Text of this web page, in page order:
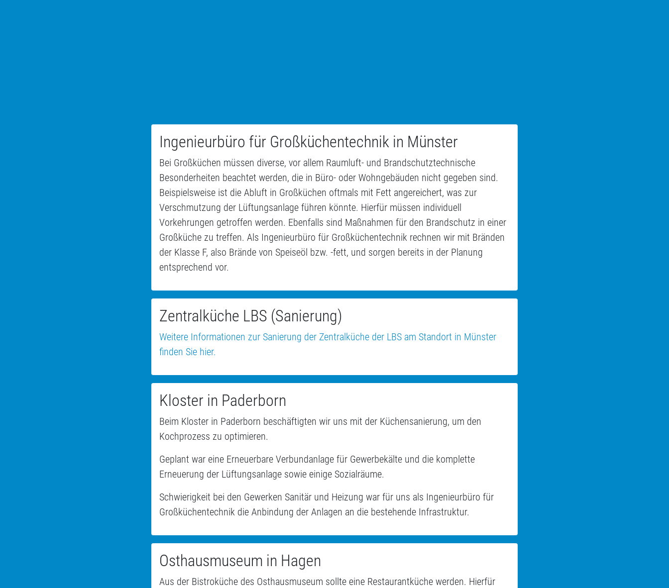
Ingenieurbüro für Großküchentechnik in Münster
Bei Großküchen müssen diverse, vor allem Raumluft- und Brandschutztechnische
Besonderheiten beachtet werden, die in Büro- oder Wohngebäuden nicht gegeben sind.
Beispielsweise ist die Abluft in Großküchen oftmals mit Fett angereichert, was zur
Verschmutzung der Lüftungsanlage führen könnte. Hierfür müssen individuell
Vorkehrungen getroffen werden. Ebenfalls sind Maßnahmen für den Brandschutz in einer
Großküche zu treffen. Als Ingenieurbüro für Großküchentechnik rechnen wir mit Bränden
der Klasse F, also Brände von Speiseöl bzw. -fett, und sorgen bereits in der Planung
entsprechend vor.
Zentralküche LBS (Sanierung)
Weitere Informationen zur Sanierung der Zentralküche der LBS am Standort in Münster
finden Sie hier.
Kloster in Paderborn
Beim Kloster in Paderborn beschäftigten wir uns mit der Küchensanierung, um den
Kochprozess zu optimieren.
Geplant war eine Erneuerbare Verbundanlage für Gewerbekälte und die komplette
Erneuerung der Lüftungsanlage sowie einige Sozialräume.
Schwierigkeit bei den Gewerken Sanitär und Heizung war für uns als Ingenieurbüro für
Großküchentechnik die Anbindung der Anlagen an die bestehende Infrastruktur.
Osthausmuseum in Hagen
Aus der Bistroküche des Osthausmuseum sollte eine Restaurantküche werden. Hierfür